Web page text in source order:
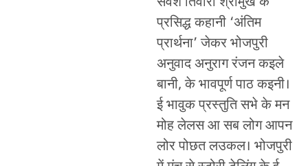
प्रसिद्ध कहानी ‘अंतिम
प्रार्थना’ जेकर भोजपुरी
अनुवाद अनुराग रंजन कइले
बानी, के भावपूर्ण पाठ कइनी।
ई भावुक प्रस्तुति सभे के मन
मोह लेलस आ सब लोग आपन
लोर पोछत लउकल। भोजपुरी